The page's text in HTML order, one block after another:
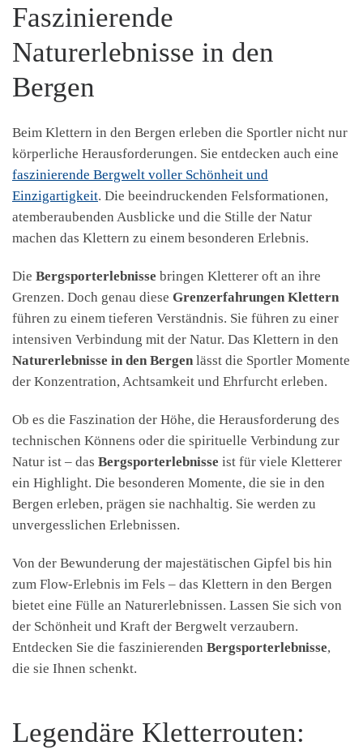
Faszinierende
Naturerlebnisse in den
Bergen
Beim Klettern in den Bergen erleben die Sportler nicht nur
körperliche Herausforderungen. Sie entdecken auch eine
faszinierende Bergwelt voller Schönheit und
Einzigartigkeit. Die beeindruckenden Felsformationen,
atemberaubenden Ausblicke und die Stille der Natur
machen das Klettern zu einem besonderen Erlebnis.
Die Bergsporterlebnisse bringen Kletterer oft an ihre
Grenzen. Doch genau diese Grenzerfahrungen Klettern
führen zu einem tieferen Verständnis. Sie führen zu einer
intensiven Verbindung mit der Natur. Das Klettern in den
Naturerlebnisse in den Bergen lässt die Sportler Momente
der Konzentration, Achtsamkeit und Ehrfurcht erleben.
Ob es die Faszination der Höhe, die Herausforderung des
technischen Könnens oder die spirituelle Verbindung zur
Natur ist – das Bergsporterlebnisse ist für viele Kletterer
ein Highlight. Die besonderen Momente, die sie in den
Bergen erleben, prägen sie nachhaltig. Sie werden zu
unvergesslichen Erlebnissen.
Von der Bewunderung der majestätischen Gipfel bis hin
zum Flow-Erlebnis im Fels – das Klettern in den Bergen
bietet eine Fülle an Naturerlebnissen. Lassen Sie sich von
der Schönheit und Kraft der Bergwelt verzaubern.
Entdecken Sie die faszinierenden Bergsporterlebnisse,
die sie Ihnen schenkt.
Legendäre Kletterrouten: